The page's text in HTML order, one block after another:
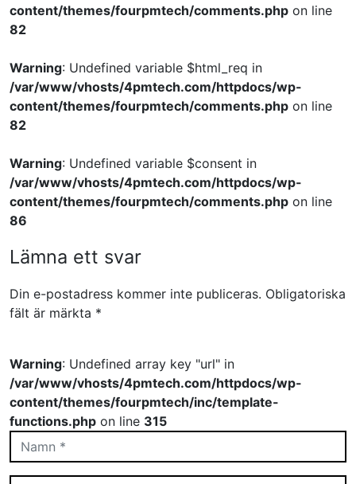
content/themes/fourpmtech/comments.php on line
82
Warning: Undefined variable $html_req in
/var/www/vhosts/4pmtech.com/httpdocs/wp-
content/themes/fourpmtech/comments.php on line
82
Warning: Undefined variable $consent in
/var/www/vhosts/4pmtech.com/httpdocs/wp-
content/themes/fourpmtech/comments.php on line
86
Lämna ett svar
Din e-postadress kommer inte publiceras. Obligatoriska
fält är märkta *
Warning: Undefined array key "url" in
/var/www/vhosts/4pmtech.com/httpdocs/wp-
content/themes/fourpmtech/inc/template-
functions.php on line 315